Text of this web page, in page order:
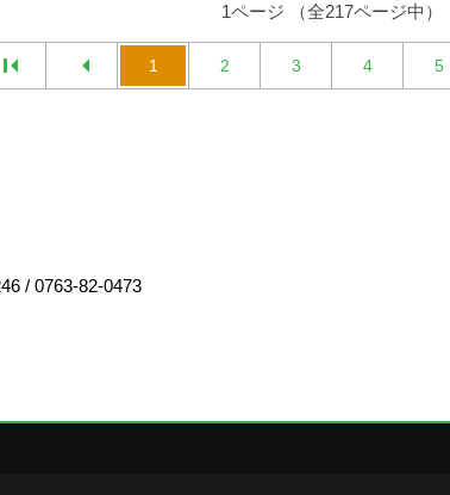
1ページ （全217ページ中）
1 2 3 4 5
/ 0763-82-0473